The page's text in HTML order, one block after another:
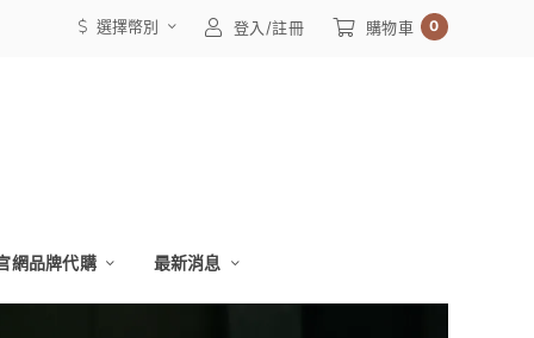
選擇幣別 登入/註冊 購物車 0
網品牌代購 最新消息